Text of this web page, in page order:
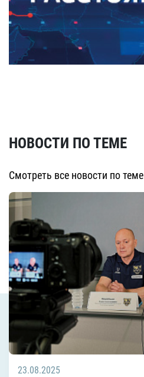
НОВОСТИ ПО ТЕМЕ
Смотреть все новости по теме
23.08.2025